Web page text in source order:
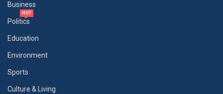
Business
Politics
HOT
Education
Environment
Sports
Culture & Living